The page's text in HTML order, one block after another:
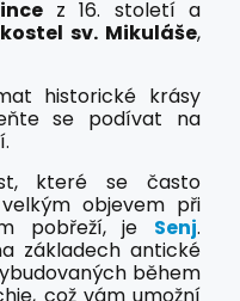
z 16. století a
sv. Mikuláše,
historické krásy
se podívat na
které se často
objevem při
pobřeží, je Senj.
základech antické
během